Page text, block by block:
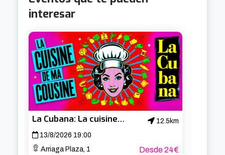
interesar
La Cubana: La cuisine de ma cousine
12.5km
13/8/2026 19:00
Arriaga Plaza, 1
Desde 24€